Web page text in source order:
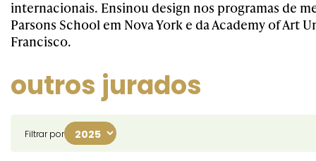
internacionais. Ensinou design nos programas de
Parsons School em Nova York e da Academy of Art
Francisco.
outros jurados
Filtrar por